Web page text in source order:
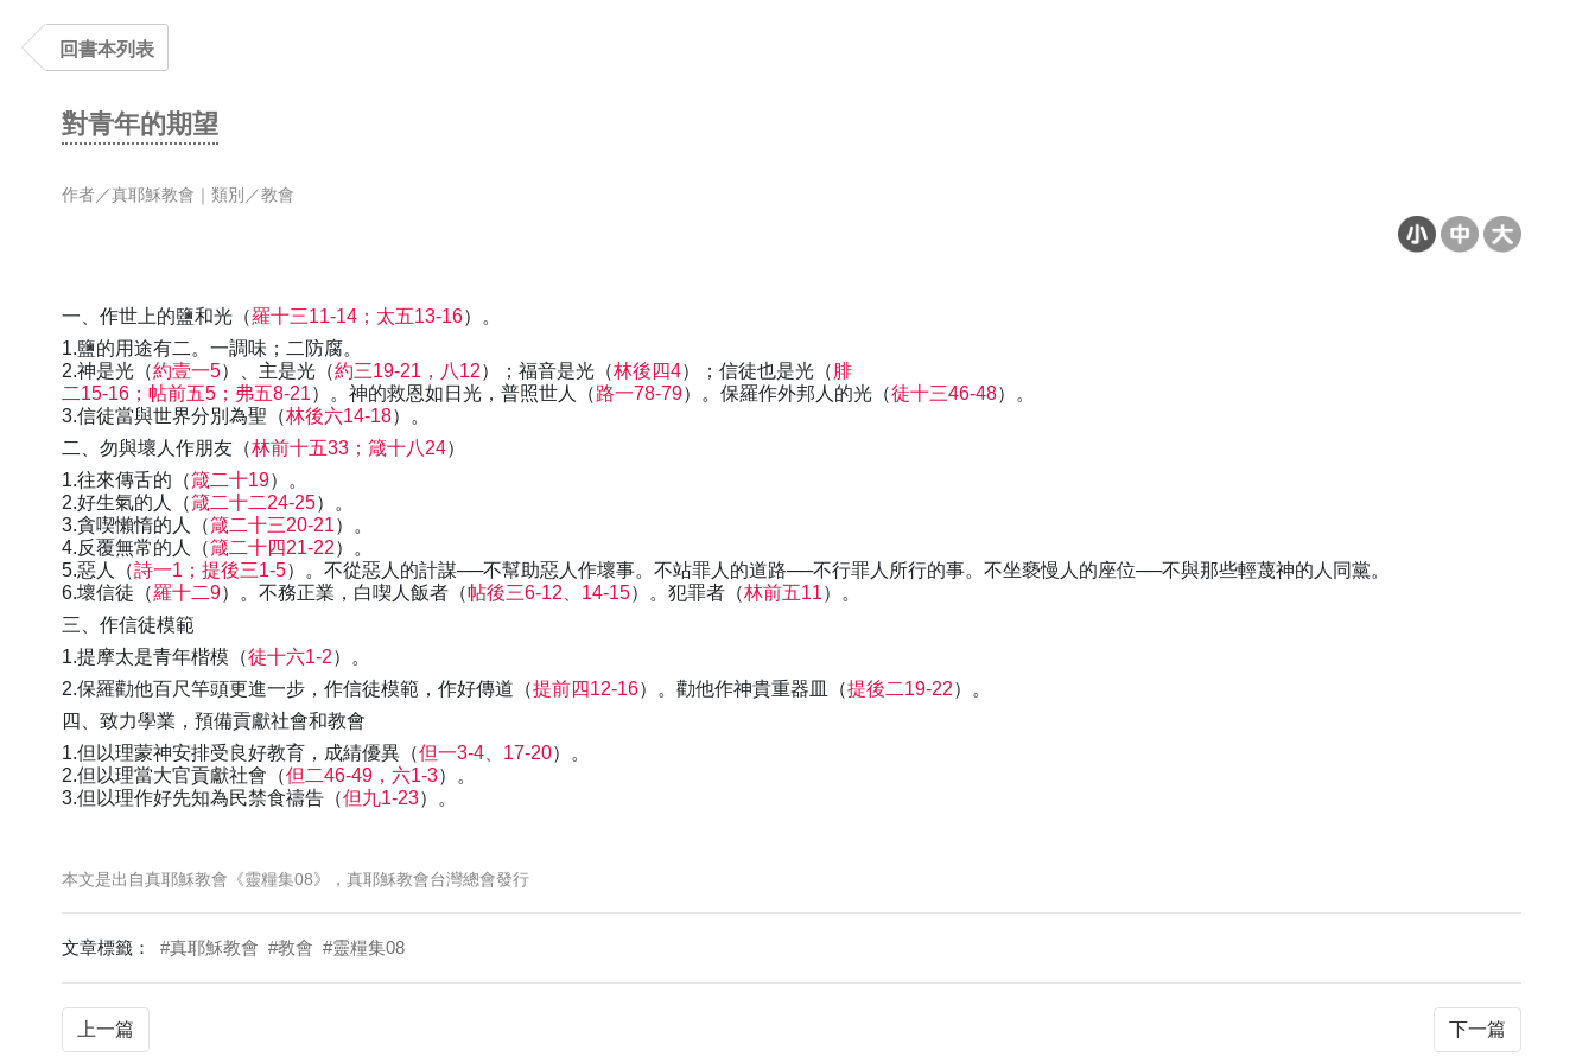
回書本列表
對青年的期望
作者／真耶穌教會｜類別／教會
一、作世上的鹽和光（羅十三11-14；太五13-16）。
1.鹽的用途有二。一調味；二防腐。
2.神是光（約壹一5）、主是光（約三19-21，八12）；福音是光（林後四4）；信徒也是光（腓
二15-16；帖前五5；弗五8-21）。神的救恩如日光，普照世人（路一78-79）。保羅作外邦人的光（徒十三46-48）。
3.信徒當與世界分別為聖（林後六14-18）。
二、勿與壞人作朋友（林前十五33；箴十八24）
1.往來傳舌的（箴二十19）。
2.好生氣的人（箴二十二24-25）。
3.貪喫懶惰的人（箴二十三20-21）。
4.反覆無常的人（箴二十四21-22）。
5.惡人（詩一1；提後三1-5）。不從惡人的計謀──不幫助惡人作壞事。不站罪人的道路──不行罪人所行的事。不坐褻慢人的座位──不與那些輕蔑神的人同黨。
6.壞信徒（羅十二9）。不務正業，白喫人飯者（帖後三6-12、14-15）。犯罪者（林前五11）。
三、作信徒模範
1.提摩太是青年楷模（徒十六1-2）。
2.保羅勸他百尺竿頭更進一步，作信徒模範，作好傳道（提前四12-16）。勸他作神貴重器皿（提後二19-22）。
四、致力學業，預備貢獻社會和教會
1.但以理蒙神安排受良好教育，成綪優異（但一3-4、17-20）。
2.但以理當大官貢獻社會（但二46-49，六1-3）。
3.但以理作好先知為民禁食禱告（但九1-23）。
本文是出自真耶穌教會《靈糧集08》，真耶穌教會台灣總會發行
文章標籤： #真耶穌教會 #教會 #靈糧集08
上一篇 下一篇